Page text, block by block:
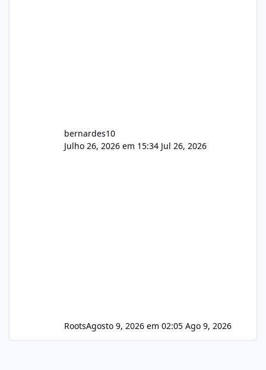
bernardes10
Julho 26, 2026 em 15:34 Jul 26, 2026
RootsAgosto 9, 2026 em 02:05 Ago 9, 2026